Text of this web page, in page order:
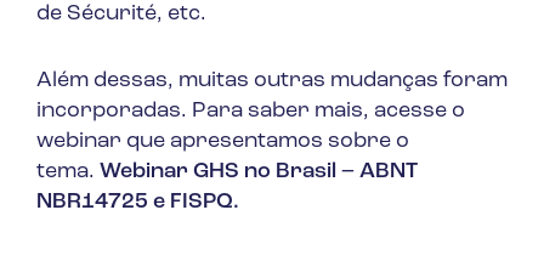
de Sécurité, etc.
Além dessas, muitas outras mudanças foram
incorporadas. Para saber mais, acesse o
webinar que apresentamos sobre o
tema. Webinar GHS no Brasil – ABNT
NBR14725 e FISPQ.